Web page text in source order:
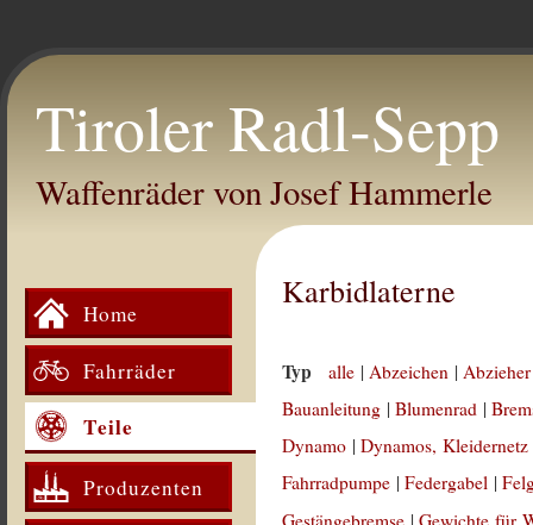
Tiroler Radl-Sepp
Waffenräder von Josef Hammerle
Home
Fahrräder
Teile
Produzenten
Karbidlaterne
Typ alle |Abzeichen |
Bauanleitung |Blumenrad |
Dynamo |Dynamos, Kleidernetz
Fahrradpumpe |Federgabel |
Gestängebremse |Gewichte für